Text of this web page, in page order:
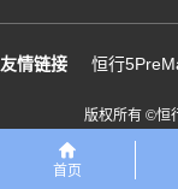
恒行5以自身人
合，引入精度
人工目视检测
统，能够通过
友情链接 恒行
版权所有 ©恒
首页